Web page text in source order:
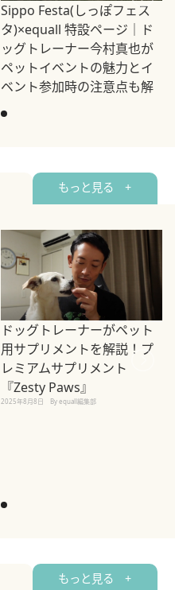
Sippo Festa(しっぽフェス
タ)×equall 特設ページ｜ド
ッグトレーナー今村真也が
ペットイベントの魅力とイ
ベント参加時の注意点も解
2026年5月12日
もっと見る +
ドッグトレーナーがペット
用サプリメントを解説！プ
レミアムサプリメント
『Zesty Paws』
2025年8月8日 By equall編集部
もっと見る +